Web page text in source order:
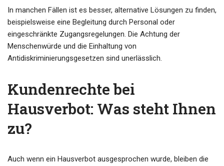
In manchen Fällen ist es besser, alternative Lösungen zu finden,
beispielsweise eine Begleitung durch Personal oder
eingeschränkte Zugangsregelungen. Die Achtung der
Menschenwürde und die Einhaltung von
Antidiskriminierungsgesetzen sind unerlässlich.
Kundenrechte bei
Hausverbot: Was steht Ihnen
zu?
Auch wenn ein Hausverbot ausgesprochen wurde, bleiben die